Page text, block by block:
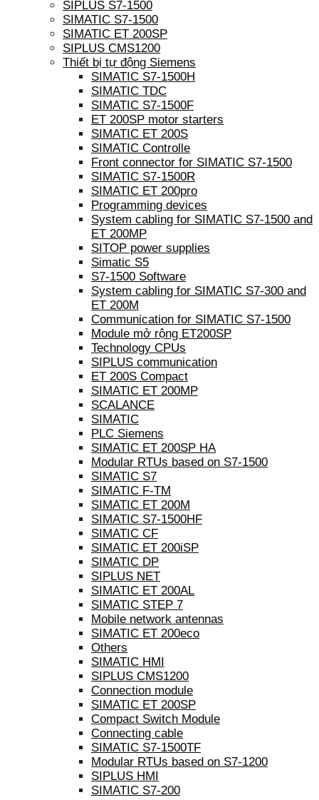
SIPLUS S7-1500
SIMATIC S7-1500
SIMATIC ET 200SP
SIPLUS CMS1200
Thiết bị tự động Siemens
SIMATIC S7-1500H
SIMATIC TDC
SIMATIC S7-1500F
ET 200SP motor starters
SIMATIC ET 200S
SIMATIC Controlle
Front connector for SIMATIC S7-1500
SIMATIC S7-1500R
SIMATIC ET 200pro
Programming devices
System cabling for SIMATIC S7-1500 and
ET 200MP
SITOP power supplies
Simatic S5
S7-1500 Software
System cabling for SIMATIC S7-300 and
ET 200M
Communication for SIMATIC S7-1500
Module mở rộng ET200SP
Technology CPUs
SIPLUS communication
ET 200S Compact
SIMATIC ET 200MP
SCALANCE
SIMATIC
PLC Siemens
SIMATIC ET 200SP HA
Modular RTUs based on S7-1500
SIMATIC S7
SIMATIC F-TM
SIMATIC ET 200M
SIMATIC S7-1500HF
SIMATIC CF
SIMATIC ET 200iSP
SIMATIC DP
SIPLUS NET
SIMATIC ET 200AL
SIMATIC STEP 7
Mobile network antennas
SIMATIC ET 200eco
Others
SIMATIC HMI
SIPLUS CMS1200
Connection module
SIMATIC ET 200SP
Compact Switch Module
Connecting cable
SIMATIC S7-1500TF
Modular RTUs based on S7-1200
SIPLUS HMI
SIMATIC S7-200